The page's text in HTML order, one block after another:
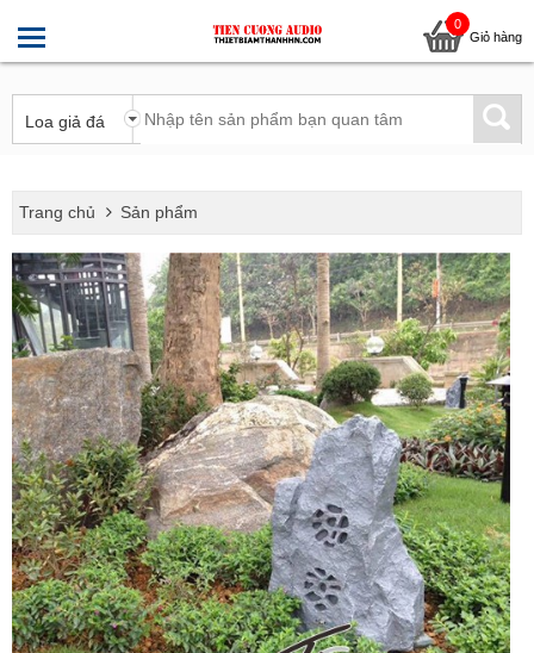
0
Giỏ hàng
Trang chủ Sản phẩm